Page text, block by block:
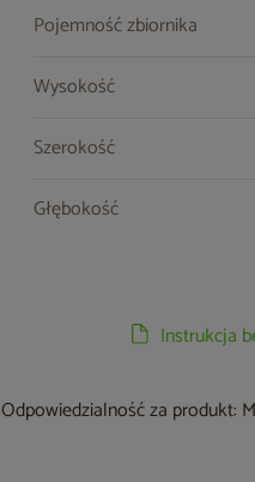
Pojemność zbiornika
Wysokość
Szerokość
Głębokość
Instrukcja
Odpowiedzialność za produkt: